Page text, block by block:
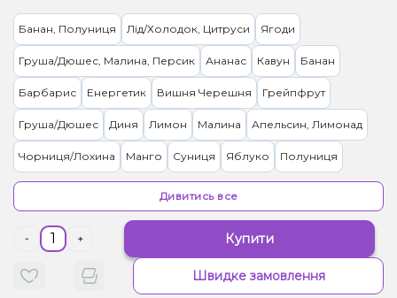
Банан, Полуниця Лід/Холодок, Цитруси Ягоди
Груша/Дюшес, Малина, Персик Ананас Кавун Банан
Барбарис Енергетик Вишня Черешня Грейпфрут
Груша/Дюшес Диня Лимон Малина Апельсин, Лимонад
Чорниця/Лохина Манго Суниця Яблуко Полуниця
Вишня/Черешня, Льод/Холодок, Яблуко
Вишня/Черешня, Кола, Лід/Холодок
Виноград
Дивитись все
- + Купити
Швидке замовлення